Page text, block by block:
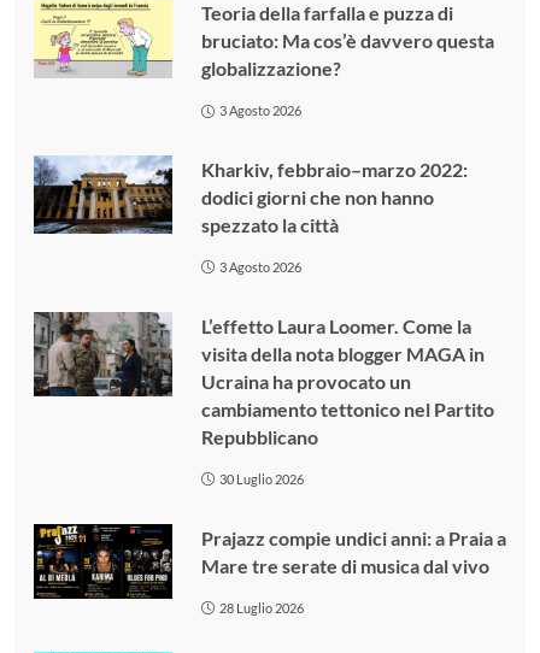
Teoria della farfalla e puzza di
bruciato: Ma cos’è davvero questa
globalizzazione?
3 Agosto 2026
Kharkiv, febbraio–marzo 2022:
dodici giorni che non hanno
spezzato la città
3 Agosto 2026
L’effetto Laura Loomer. Come la
visita della nota blogger MAGA in
Ucraina ha provocato un
cambiamento tettonico nel Partito
Repubblicano
30 Luglio 2026
Prajazz compie undici anni: a Praia a
Mare tre serate di musica dal vivo
28 Luglio 2026